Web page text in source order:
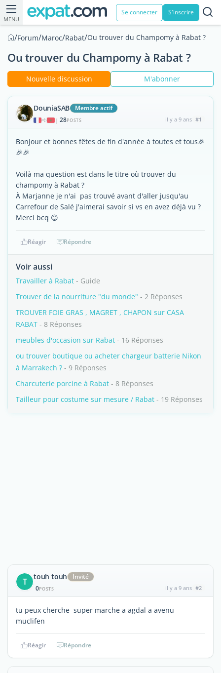
MENU
Se connecter S'inscrire
/Forum/Maroc/Rabat/Ou trouver du Champomy à Rabat ?
Ou trouver du Champomy à Rabat ?
Nouvelle discussion M'abonner
DouniaSAB Membre actif
| 28POSTS il y a 9 ans #1
Bonjour et bonnes fêtes de fin d'année à toutes et tous🎉
🎉🎉
Voilà ma question est dans le titre où trouver du
champomy à Rabat ?
À Marjanne je n'ai pas trouvé avant d'aller jusqu'au
Carrefour de Salé j'aimerai savoir si vs en avez déjà vu ?
Merci bcq 😊
Réagir Répondre
Voir aussi
Travailler à Rabat - Guide
Trouver de la nourriture "du monde" - 2 Réponses
TROUVER FOIE GRAS , MAGRET , CHAPON sur CASA
RABAT - 8 Réponses
meubles d'occasion sur Rabat - 16 Réponses
ou trouver boutique ou acheter chargeur batterie Nikon
à Marrakech ? - 9 Réponses
Charcuterie porcine à Rabat - 8 Réponses
Tailleur pour costume sur mesure / Rabat - 19 Réponses
T touh touh
Invité
0POSTS il y a 9 ans #2
tu peux cherche super marche a agdal a avenu
muclifen
Réagir Répondre